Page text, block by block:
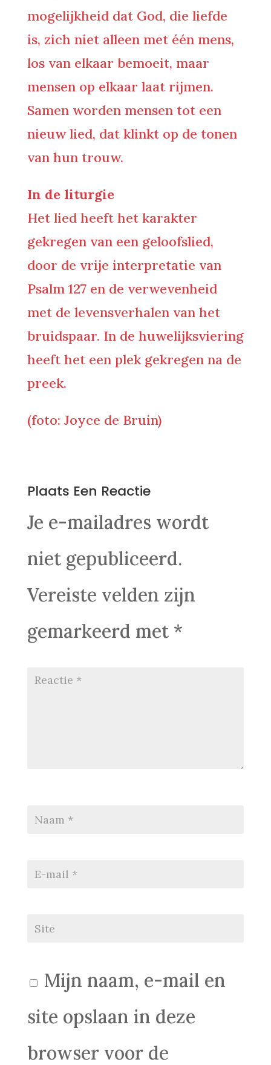
mogelijkheid dat God, die liefde
is, zich niet alleen met één mens,
los van elkaar bemoeit, maar
mensen op elkaar laat rijmen.
Samen worden mensen tot een
nieuw lied, dat klinkt op de tonen
van hun trouw.
In de liturgie
Het lied heeft het karakter
gekregen van een geloofslied,
door de vrije interpretatie van
Psalm 127 en de verwevenheid
met de levensverhalen van het
bruidspaar. In de huwelijksviering
heeft het een plek gekregen na de
preek.
(foto: Joyce de Bruin)
Plaats Een Reactie
Je e-mailadres wordt
niet gepubliceerd.
Vereiste velden zijn
gemarkeerd met *
Mijn naam, e-mail en
site opslaan in deze
browser voor de